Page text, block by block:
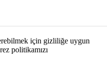
için gizliliğe uygun
politikamızı